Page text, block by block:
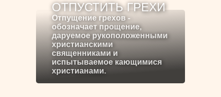
ОТПУСТИТЬ ГРЕХИ
Отпущение грехов -
обозначает прощение,
даруемое рукоположенными
христианскими
священниками и
испытываемое кающимися
христианами.